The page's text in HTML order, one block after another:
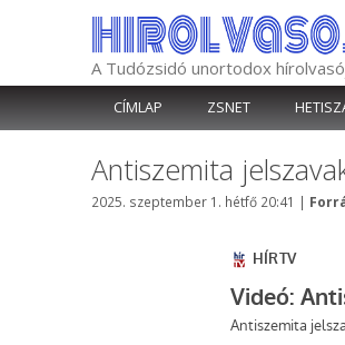
A Tudózsidó unortodox
CÍMLAP ZSNET
Antiszemita
2025. szeptember 1. hétfő 20:41 |